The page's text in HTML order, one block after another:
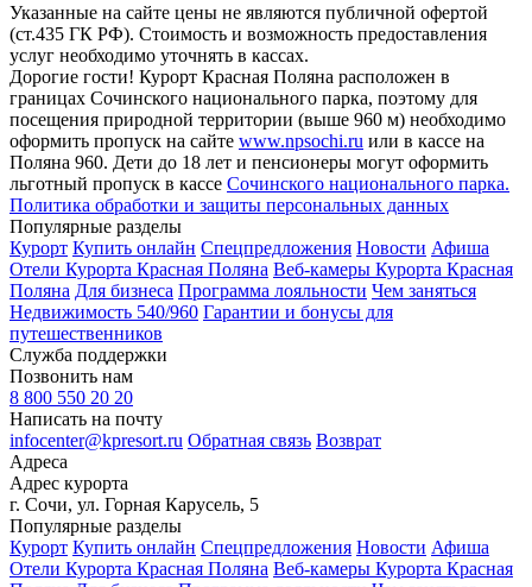
Указанные на сайте цены не являются публичной офертой
(ст.435 ГК РФ). Стоимость и возможность предоставления
услуг необходимо уточнять в кассах.
Дорогие гости! Курорт Красная Поляна расположен в
границах Сочинского национального парка, поэтому для
посещения природной территории (выше 960 м) необходимо
оформить пропуск на сайте www.npsochi.ru или в кассе на
Поляна 960. Дети до 18 лет и пенсионеры могут оформить
льготный пропуск в кассе Сочинского национального парка.
Политика обработки и защиты персональных данных
Популярные разделы
Курорт Купить онлайн Спецпредложения Новости Афиша
Отели Курорта Красная Поляна Веб-камеры Курорта Красная
Поляна Для бизнеса Программа лояльности Чем заняться
Недвижимость 540/960 Гарантии и бонусы для
путешественников
Служба поддержки
Позвонить нам
8 800 550 20 20
Написать на почту
infocenter@kpresort.ru Обратная связь Возврат
Адреса
Адрес курорта
г. Сочи, ул. Горная Карусель, 5
Популярные разделы
Курорт Купить онлайн Спецпредложения Новости Афиша
Отели Курорта Красная Поляна Веб-камеры Курорта Красная